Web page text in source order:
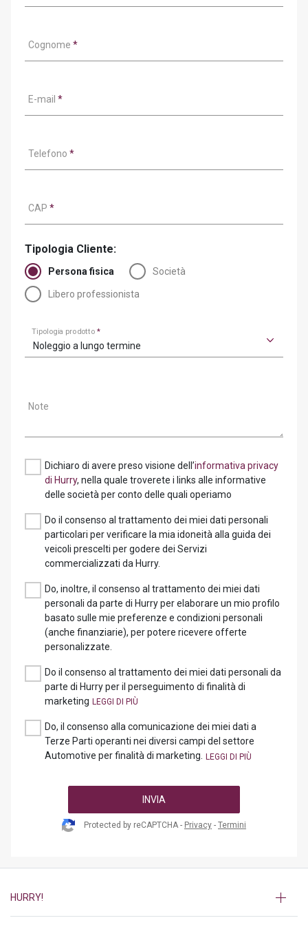
Cognome *
E-mail *
Telefono *
CAP *
Tipologia Cliente:
Persona fisica Società
Libero professionista
Tipologia prodotto*
Noleggio a lungo termine
Note
Dichiaro di avere preso visione dell’informativa privacy
di Hurry, nella quale troverete i links alle informative
delle società per conto delle quali operiamo
Do il consenso al trattamento dei miei dati personali
particolari per verificare la mia idoneità alla guida dei
veicoli prescelti per godere dei Servizi
commercializzati da Hurry.
Do, inoltre, il consenso al trattamento dei miei dati
personali da parte di Hurry per elaborare un mio profilo
basato sulle mie preferenze e condizioni personali
(anche finanziarie), per potere ricevere offerte
personalizzate.
Do il consenso al trattamento dei miei dati personali da
parte di Hurry per il perseguimento di finalità di
marketing
Do, il consenso alla comunicazione dei miei dati a
Terze Parti operanti nei diversi campi del settore
Automotive per finalità di marketing.
INVIA
Protected by reCAPTCHA - Privacy - Termini
HURRY!